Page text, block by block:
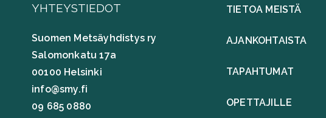
YHTEYSTIEDOT
Suomen Metsäyhdistys ry
Salomonkatu 17a
00100 Helsinki
info@smy.fi
09 685 0880
TIETOA MEISTÄ
AJANKOHTAISTA
TAPAHTUMAT
OPETTAJILLE